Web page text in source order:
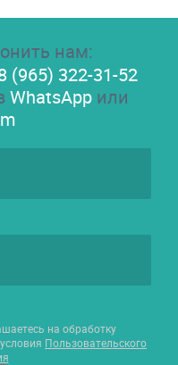
нам:
(965) 322-31-52
WhatsAppили
на обработку
Пользовательского